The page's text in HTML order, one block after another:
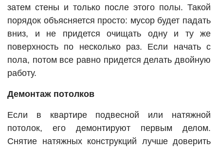
затем стены и только после этого полы. Такой
порядок объясняется просто: мусор будет падать
вниз, и не придется очищать одну и ту же
поверхность по несколько раз. Если начать с
пола, потом все равно придется делать двойную
работу.
Демонтаж потолков
Если в квартире подвесной или натяжной
потолок, его демонтируют первым делом.
Снятие натяжных конструкций лучше доверить